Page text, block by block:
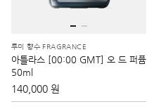
투미 향수 FRAGRANCE
아틀라스 [00:00 GMT] 오 드 퍼퓸
50ml
140,000 원